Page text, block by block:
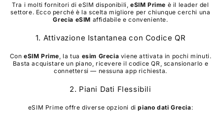
Tra i molti fornitori di eSIM disponibili,eSIM Prime è il leader del
settore. Ecco perché è la scelta migliore per chiunque cerchi una
Grecia eSIM affidabile e conveniente.
1. Attivazione Istantanea con Codice QR
ConeSIM Prime , la tua esim Grecia viene attivata in pochi minuti.
Basta acquistare un piano, ricevere il codice QR, scansionarlo e
connettersi — nessuna app richiesta.
2. Piani Dati Flessibili
eSIM Prime offre diverse opzioni dipiano dati Grecia: